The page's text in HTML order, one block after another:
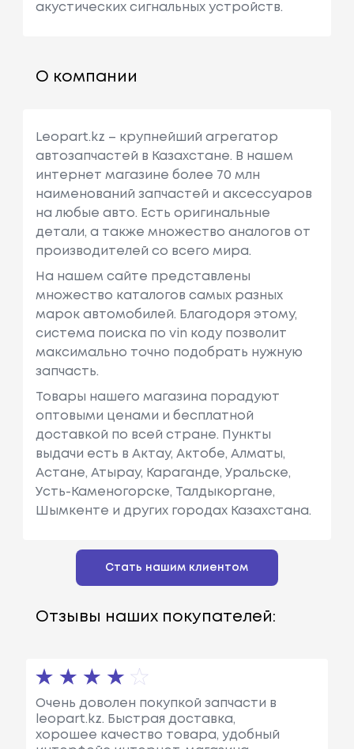
акустических сигнальных устройств.
О компании
Leopart.kz – крупнейший агрегатор
автозапчастей в Казахстане. В нашем
интернет магазине более 70 млн
наименований запчастей и аксессуаров
на любые авто. Есть оригинальные
детали, а также множество аналогов от
производителей со всего мира.
На нашем сайте представлены
множество каталогов самых разных
марок автомобилей. Благодоря этому,
система поиска по vin коду позволит
максимально точно подобрать нужную
запчасть.
Товары нашего магазина порадуют
оптовыми ценами и бесплатной
доставкой по всей стране. Пункты
выдачи есть в Актау, Актобе, Алматы,
Астане, Атырау, Караганде, Уральске,
Усть-Каменогорске, Талдыкоргане,
Шымкенте и других городах Казахстана.
Стать нашим клиентом
Отзывы наших покупателей:
Очень доволен покупкой запчасти в
leopart.kz. Быстрая доставка,
хорошее качество товара, удобный